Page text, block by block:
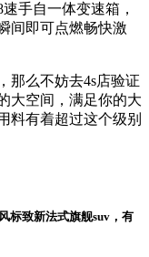
手自一体变速箱，
间即可点燃畅快激
那么不妨去4s店验证
大空间，满足你的大
料有着超过这个级别
标致新法式旗舰suv，有